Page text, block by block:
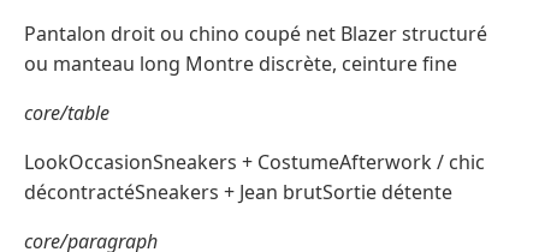
Pantalon droit ou chino coupé net Blazer structuré
ou manteau long Montre discrète, ceinture fine
core/table
LookOccasionSneakers + CostumeAfterwork / chic
décontractéSneakers + Jean brutSortie détente
core/paragraph